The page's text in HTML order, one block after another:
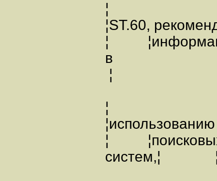
¦
¦ST.60,
¦
в
¦
¦
¦
систем,¦